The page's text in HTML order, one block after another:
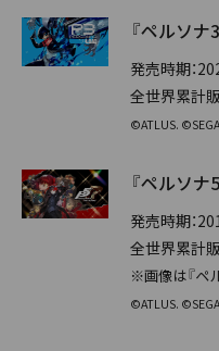
『ペルソナ
発売時期：
全世界累計
©ATLUS.
『ペルソナ
発売時期：
全世界累計
※画像は『ペ
©ATLUS.